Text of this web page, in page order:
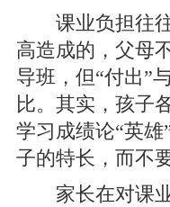
课业负担往往
高造成的，父母
导班，但“付出”
比。其实，孩子
学习成绩论“英
子的特长，而不
家长在对课业